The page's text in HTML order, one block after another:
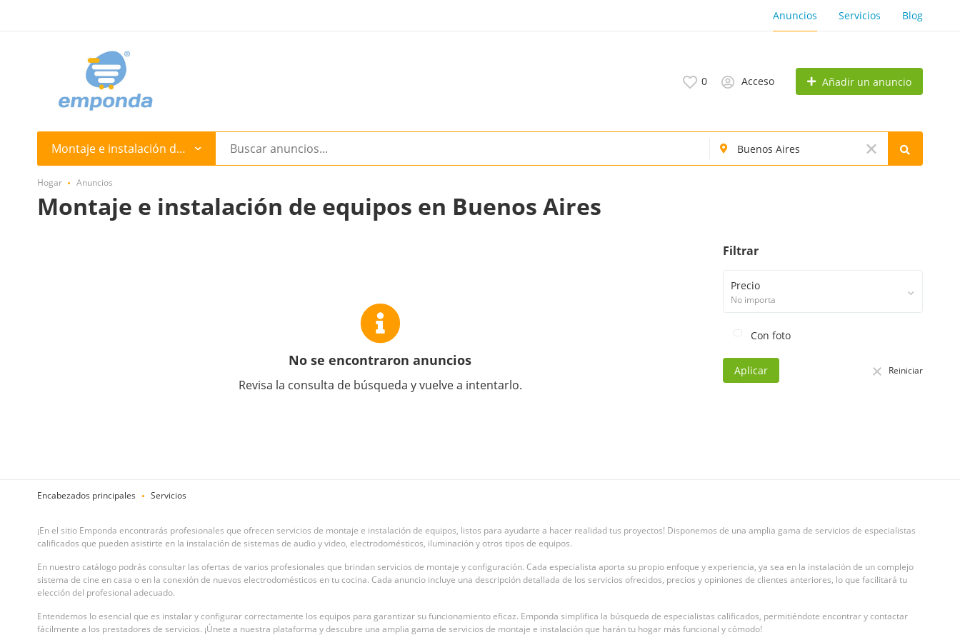
Anuncios Servicios Blog
0 Acceso Añadir un anuncio
Montaje e instalación de equipos
Hogar Anuncios
Montaje e instalación de equipos en Buenos Aires
No se encontraron anuncios
Revisa la consulta de búsqueda y vuelve a intentarlo.
Filtrar
Precio
No importa
Con foto
Aplicar Reiniciar
Encabezados principales Servicios
¡En el sitio Emponda encontrarás profesionales que ofrecen servicios de montaje e instalación de equipos, listos para ayudarte a hacer realidad tus proyectos! Disponemos de una amplia gama de servicios de especialistas
calificados que pueden asistirte en la instalación de sistemas de audio y video, electrodomésticos, iluminación y otros tipos de equipos.
En nuestro catálogo podrás consultar las ofertas de varios profesionales que brindan servicios de montaje y configuración. Cada especialista aporta su propio enfoque y experiencia, ya sea en la instalación de un complejo
sistema de cine en casa o en la conexión de nuevos electrodomésticos en tu cocina. Cada anuncio incluye una descripción detallada de los servicios ofrecidos, precios y opiniones de clientes anteriores, lo que facilitará tu
elección del profesional adecuado.
Entendemos lo esencial que es instalar y configurar correctamente los equipos para garantizar su funcionamiento eficaz. Emponda simplifica la búsqueda de especialistas calificados, permitiéndote encontrar y contactar
fácilmente a los prestadores de servicios. ¡Únete a nuestra plataforma y descubre una amplia gama de servicios de montaje e instalación que harán tu hogar más funcional y cómodo!